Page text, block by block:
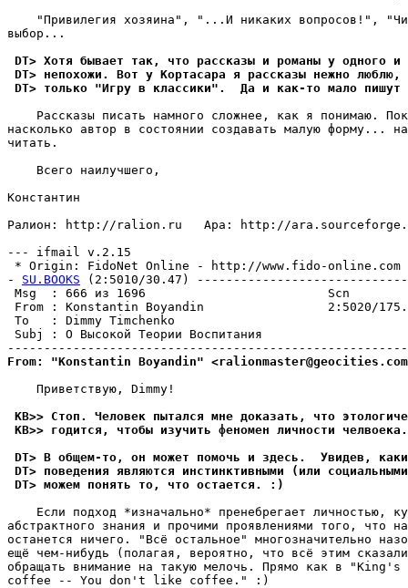
"Привилегия хозяина", "...И никаких вопросов!",
выбор...
DT> Хотя бывает так, что рассказы и романы у одного и
DT> непохожи. Вот у Кортасара я рассказы нежно люблю,
DT> только "Игру в классики".  Да и как-то мало пишут
Рассказы писать намного сложнее, как я понимаю.
насколько автор в состоянии создавать малую форму...
читать.
    Всего наилучшего,
Константин
Ралион: http://ralion.ru   Ара: http://
--- ifmail v.2.15
* Origin: FidoNet Online - http://www.fido-online.com
- SU.BOOKS (2:5010/30.47)
Msg  : 666 из 1696
From : Konstantin Boyandin                 2:5020/
To   : Dimmy Timchenko
Subj : О Высокой Теории
From: "Konstantin Boyandin"
    Приветствую, Dimmy!
KB>> Стоп. Человек пытался мне доказать, что
KB>> годится, чтобы изучить феномен личности челвоека.
DT> В общем-то, он может помочь и здесь.  Увидев,
DT> поведения являются инстинктивными (или
DT> можем понять то, что остается. :)
Если подход *изначально* пренебрегает личностью,
абстрактного знания и прочими проявлениями того, что
останется ничего. "Всё остальное" многозначительно
ещё чем-нибудь (полагая, вероятно, что всё этим
обращать внимание на такую мелочь. Прямо как в
coffee -- You don't like coffee." :)